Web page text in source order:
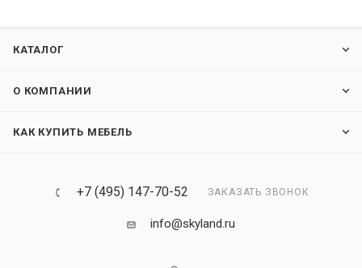
КАТАЛОГ
О КОМПАНИИ
КАК КУПИТЬ МЕБЕЛЬ
+7 (495) 147-70-52 ЗАКАЗАТЬ ЗВОНОК
info@skyland.ru